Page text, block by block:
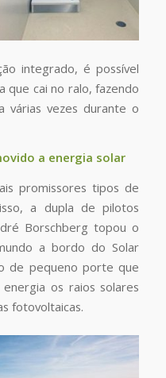
integrado, é possível
que cai no ralo, fazendo
várias vezes durante o
a energia solar
promissores tipos de
a dupla de pilotos
Borschberg topou o
a bordo do Solar
de pequeno porte que
os raios solares
fotovoltaicas.